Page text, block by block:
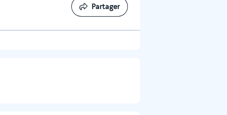
Partager
Partager